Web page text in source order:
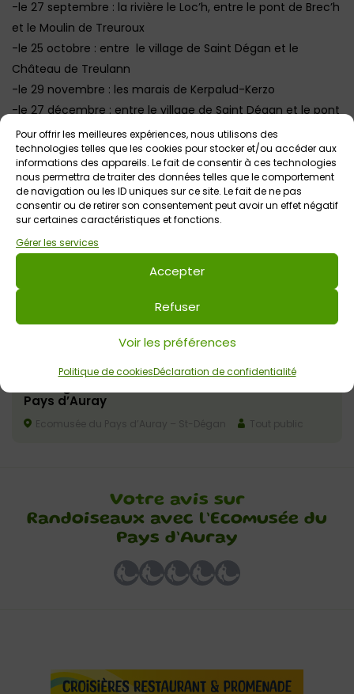
Pour offrir les meilleures expériences, nous utilisons des
technologies telles que les cookies pour stocker et/ou accéder aux
informations des appareils. Le fait de consentir à ces technologies
nous permettra de traiter des données telles que le comportement
de navigation ou les ID uniques sur ce site. Le fait de ne pas
consentir ou de retirer son consentement peut avoir un effet négatif
sur certaines caractéristiques et fonctions.
Gérer les services
Accepter
Refuser
Voir les préférences
Politique de cookiesDéclaration de confidentialité
-le 27 septembre : la rivière le Loc’h, entre le pont de Brec’h
et le Moulin de Treuroux
-le 25 octobre : entre le village de Saint Dégan et le
Château de Treulann
-le 29 novembre : les marais de Kerpalud-Kerzo
-le 27 décembre : entre le village de Saint Dégan et le pont
de St Guérin
Autres événementsà venir Voir tout
Pays d’Auray
Ecomusée du Pays d’Auray – St-Dégan Tout public
Votre avis sur
Randoiseaux avec l’Ecomusée du
Pays d’Auray